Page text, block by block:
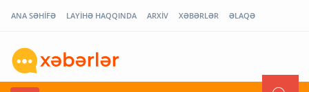
ANA SƏHİFƏ LAYİHƏ HAQQINDA ARXİV XƏBƏRLƏR ƏLAQƏ